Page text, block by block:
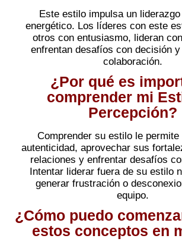
Este estilo impulsa un
energético. Los líderes con este
otros con entusiasmo, lideran
enfrentan desafíos con decisión
colaboración.
¿Por qué es
comprender mi
Percepción?
Comprender su estilo le permite
autenticidad, aprovechar sus
relaciones y enfrentar desafíos
Intentar liderar fuera de su estilo
generar frustración o
equipo.
¿Cómo puedo
estos conceptos en